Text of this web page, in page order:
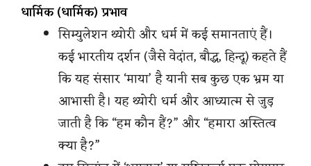
धार्मिक (धार्मिक) प्रभाव
सिम्युलेशन थ्योरी और धर्म में कई समानताएं हैं।
कई भारतीय दर्शन (जैसे वेदांत, बौद्ध, हिन्दू) कहते हैं
कि यह संसार ‘माया’ है यानी सब कुछ एक भ्रम या
आभासी है। यह थ्योरी धर्म और आध्यात्म से जुड़
जाती है कि “हम कौन हैं?” और “हमारा अस्तित्व
क्या है?”